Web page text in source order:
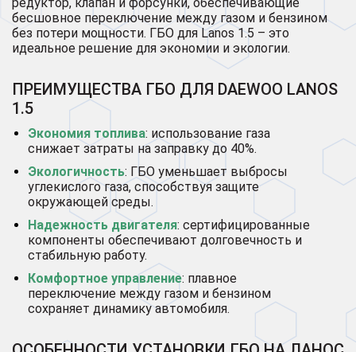
бесшовное переключение между газом и бензином
без потери мощности. ГБО для Lanos 1.5 – это
идеальное решение для экономии и экологии.
ПРЕИМУЩЕСТВА ГБО ДЛЯ DAEWOO LANOS
1.5
Экономия топлива: использование газа
снижает затраты на заправку до 40%.
Экологичность: ГБО уменьшает выбросы
углекислого газа, способствуя защите
окружающей среды.
Надежность двигателя: сертифицированные
компоненты обеспечивают долговечность и
стабильную работу.
Комфортное управление: плавное
переключение между газом и бензином
сохраняет динамику автомобиля.